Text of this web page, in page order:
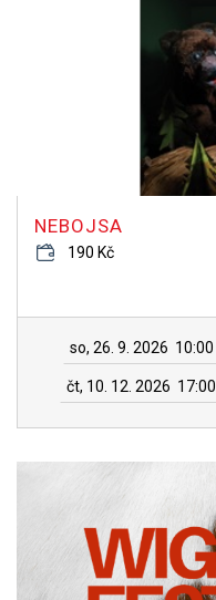
NEBOJSA
190 Kč
so, 26. 9. 2026 10:00
čt, 10. 12. 2026 17:00